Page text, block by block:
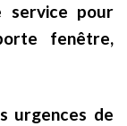
service pour
fenêtre,
urgences de